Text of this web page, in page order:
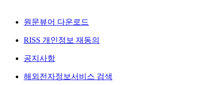
원문뷰어 다운로드
RISS 개인정보 재동의
공지사항
해외전자정보서비스 검색